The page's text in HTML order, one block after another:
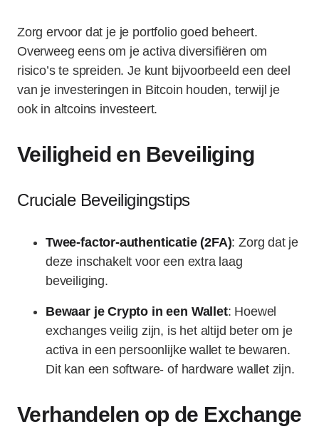
Zorg ervoor dat je je portfolio goed beheert.
Overweeg eens om je activa diversifiëren om
risico’s te spreiden. Je kunt bijvoorbeeld een deel
van je investeringen in Bitcoin houden, terwijl je
ook in altcoins investeert.
Veiligheid en Beveiliging
Cruciale Beveiligingstips
Twee-factor-authenticatie (2FA): Zorg dat je
deze inschakelt voor een extra laag
beveiliging.
Bewaar je Crypto in een Wallet: Hoewel
exchanges veilig zijn, is het altijd beter om je
activa in een persoonlijke wallet te bewaren.
Dit kan een software- of hardware wallet zijn.
Verhandelen op de Exchange